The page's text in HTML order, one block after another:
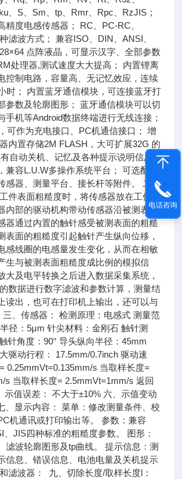
、S、Sm、tp、Rmr、Rpc、RzJIS；
精度电感传感器； RC、PC-RC、
滤波方式； 兼容ISO、DIN、ANSI、
点阵液晶，可显示汉字、全部参数
处理器,测试速度大大提高； 内置锂离
控制电路，容量高、无记忆效应，连续
时； 内置蓝牙通信模块，可连接蓝牙打
参数及轮廓图形； 蓝牙通信模块可以切
手机等Android数据终端进行无线连接；
可作为充电接口、PC机通信接口； 增
内置存储2M FLASH，大可扩展32G 的
自动关机、记忆及各种提示说明信息；
兼容L.U.W多操作系统平台； 可选配曲
感器、测量平台、接长杆等附件。 二、
件表面粗糙度时，将传感器放在工件被
内部的驱动机构带动传感器沿被测表面
器通过内置的触针感受被测表面的粗糙
表面的粗糙度引起触针产生纵向位移，
感线圈的电感量发生变化，从而在相敏
生与被测表面粗糙度成比例的模拟信
大及电平转换之后进入数据采集系统，
数据进行数字滤波和参数计算，测量结
读出，也可在打印机上输出，还可以与
三、传感器： 检测原理：电感式 测量范
径：5μm 针尖材料：金刚石 触针测
针角度：90° 导头纵向半径：45mm
驱动行程： 17.5mm/0.7inch 驱动速
0.25mmVt=0.135mm/s 当取样长度=
s 当取样长度= 2.5mmVt=1mm/s 返回
示值误差： 不大于±10% 六、示值变动
、显示内容： 菜单：修改测量条件、校
机通讯或打印输出等。 参数：兼容
、JIS四种标准的粗糙度参数。 图形：
滤波轮廓图形及tp曲线。 提示信息：测
信息、错误信息、电池电量及关机提示
滤波器：
九、切除长度/取样长度l：
电话咨询